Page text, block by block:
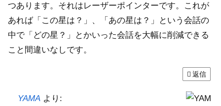
つあります。それはレーザーポインターです。これが
あれば「この星は？」、「あの星は？」という会話の
中で「どの星？」とかいった会話を大幅に削減できる
こと間違いなしです。
返信
YAMA より: